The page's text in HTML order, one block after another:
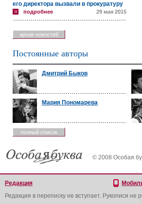
его директора вызвали в прокуратуру
подробнее 29 мая 2015
архив новостей
Постоянные авторы
Дмитрий Быков
Мария Пономарева
полный список
© 2008 Особая
Редакция
Редакция в переписку не вступает. Рукописи